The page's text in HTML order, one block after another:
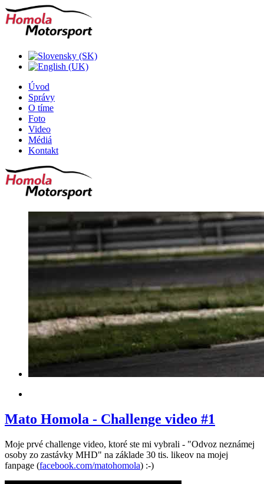
Úvod
Správy
O tíme
Foto
Video
Médiá
Kontakt
Mato Homola - Challenge video #1
Moje prvé challenge video, ktoré ste mi vybrali - "Odvoz neznámej
osoby zo zastávky MHD" na základe 30 tis. likeov na mojej
fanpage (facebook.com/matohomola) :-)